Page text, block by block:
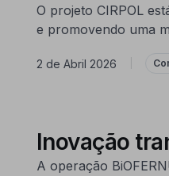
O projeto CIRPOL
e promovendo uma
2 de Abril 2026
Inovação
A operação